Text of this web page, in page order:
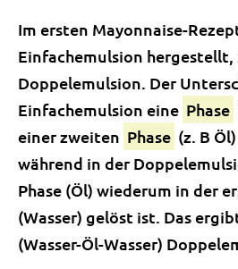
Im ersten Mayonnaise-
Einfachemulsion hergestellt,
Doppelemulsion. Der
Einfachemulsion eine Phase
einer zweiten Phase (z. B Öl)
während in der
Phase (Öl) wiederum in der
(Wasser) gelöst ist. Das
(Wasser-Öl-Wasser)